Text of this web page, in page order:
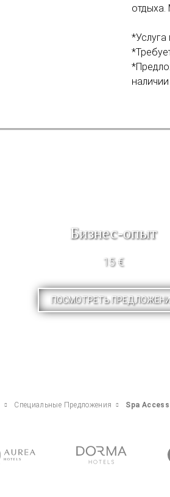
*Услуга
Бизнес-опыт
15 €
ПОСМОТРЕТЬ
Специальные Предложения Spa Access